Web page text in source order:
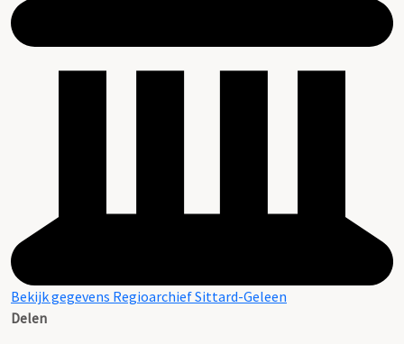
Bekijk gegevens Regioarchief Sittard-Geleen
Delen